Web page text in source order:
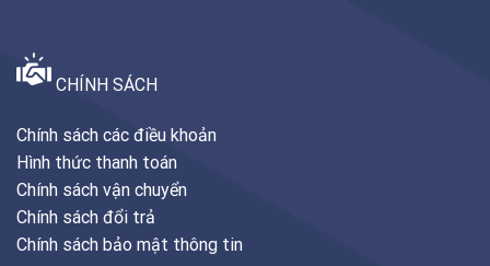
CHÍNH SÁCH
Chính sách các điều khoản
Hình thức thanh toán
Chính sách vận chuyển
Chính sách đổi trả
Chính sách bảo mật thông tin